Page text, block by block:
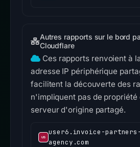
Autres rapports sur le bord
Cloudflare
Ces rapports renvoient à
adresse IP périphérique
facilitent la découverte des
n'impliquent pas de propriété
serveur d'origine partagé.
user6.invoice-partners-
agency.com